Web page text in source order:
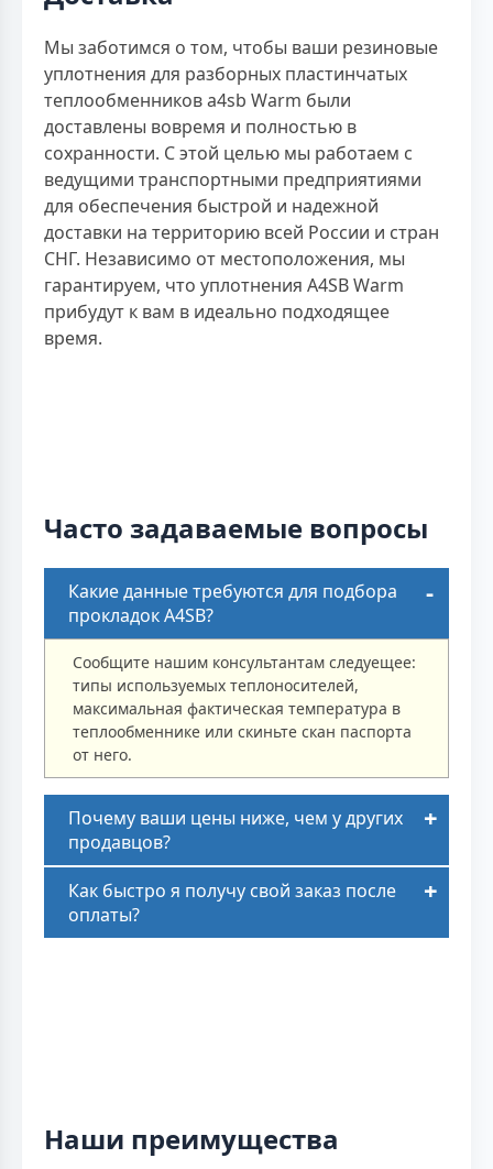
Мы заботимся о том, чтобы ваши резиновые
уплотнения для разборных пластинчатых
теплообменников a4sb Warm были
доставлены вовремя и полностью в
сохранности. С этой целью мы работаем с
ведущими транспортными предприятиями
для обеспечения быстрой и надежной
доставки на территорию всей России и стран
СНГ. Независимо от местоположения, мы
гарантируем, что уплотнения A4SB Warm
прибудут к вам в идеально подходящее
время.
Часто задаваемые вопросы
Какие данные требуются для подбора
прокладок A4SB?
Сообщите нашим консультантам следуещее:
типы используемых теплоносителей,
максимальная фактическая температура в
теплообменнике или скиньте скан паспорта
от него.
Почему ваши цены ниже, чем у других
продавцов?
Как быстро я получу свой заказ после
оплаты?
Наши преимущества